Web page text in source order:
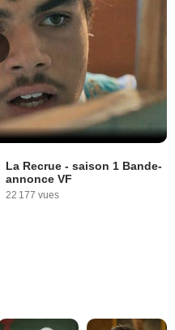
La Recrue - saison 1 Bande-
annonce VF
22 177 vues